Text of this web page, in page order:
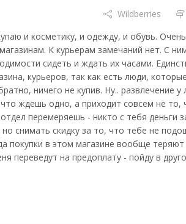
Wildberries
и косметику, и одежду, и обувь.
К курьерам замечаний нет. С
сидеть и ждать их часами.
курьеров, так как есть люди,
ничего не купив. Ну.. развлечение у
ждешь одно, а приходит совсем не то,
перемеряешь - никто с тебя деньги
снимать скидку за то, что тебе не
покупки в этом магазине вообще
переведут на предоплату - пойду в